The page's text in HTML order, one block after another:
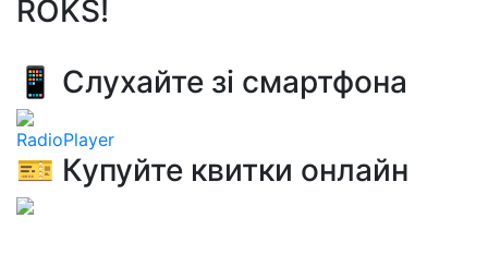
ROKS!
📱 Слухайте зі смартфона
RadioPlayer
🎫 Купуйте квитки онлайн